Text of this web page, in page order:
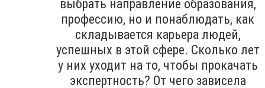
выбрать направление образования,
профессию, но и понаблюдать, как
складывается карьера людей,
успешных в этой сфере. Сколько лет
у них уходит на то, чтобы прокачать
экспертность? От чего зависела